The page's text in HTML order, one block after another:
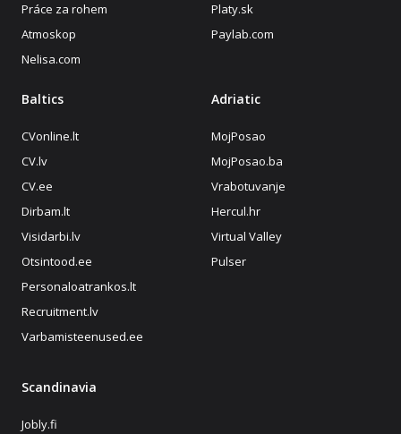
Práce za rohem
Atmoskop
Nelisa.com
Platy.sk
Paylab.com
Baltics
CVonline.lt
CV.lv
CV.ee
Dirbam.lt
Visidarbi.lv
Otsintood.ee
Personaloatrankos.lt
Recruitment.lv
Varbamisteenused.ee
Adriatic
MojPosao
MojPosao.ba
Vrabotuvanje
Hercul.hr
Virtual Valley
Pulser
Scandinavia
Jobly.fi